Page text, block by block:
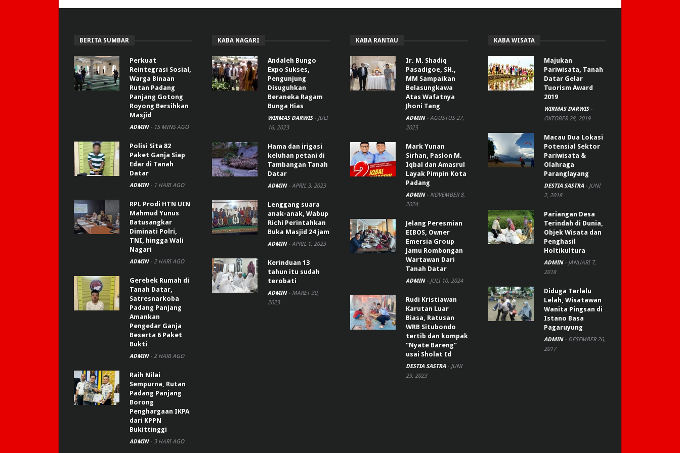
BERITA SUMBAR
Perkuat
Reintegrasi Sosial,
Warga Binaan
Rutan Padang
Panjang Gotong
Royong Bersihkan
Masjid
ADMIN - 15 MINS AGO
Polisi Sita 82
Paket Ganja Siap
Edar di Tanah
Datar
ADMIN - 1 HARI AGO
RPL Prodi HTN UIN
Mahmud Yunus
Batusangkar
Diminati Polri,
TNI, hingga Wali
Nagari
ADMIN - 2 HARI AGO
Gerebek Rumah di
Tanah Datar,
Satresnarkoba
Padang Panjang
Amankan
Pengedar Ganja
Beserta 6 Paket
Bukti
ADMIN - 2 HARI AGO
Raih Nilai
Sempurna, Rutan
Padang Panjang
Borong
Penghargaan IKPA
dari KPPN
Bukittinggi
ADMIN - 3 HARI AGO
KABA NAGARI
Andaleh Bungo
Expo Sukses,
Pengunjung
Disuguhkan
Beraneka Ragam
Bunga Hias
WIRMAS DARWIS - JULI
16, 2023
Hama dan irigasi
keluhan petani di
Tambangan Tanah
Datar
ADMIN - APRIL 3, 2023
Lenggang suara
anak-anak, Wabup
Richi Perintahkan
Buka Masjid 24 jam
ADMIN - APRIL 1, 2023
Kerinduan 13
tahun itu sudah
terobati
ADMIN - MARET 30,
2023
KABA RANTAU
Ir. M. Shadiq
Pasadigoe, SH.,
MM Sampaikan
Belasungkawa
Atas Wafatnya
Jhoni Tang
ADMIN - AGUSTUS 27,
2025
Mark Yunan
Sirhan, Paslon M.
Iqbal dan Amasrul
Layak Pimpin Kota
Padang
ADMIN - NOVEMBER 8,
2024
Jelang Peresmian
EIBOS, Owner
Emersia Group
Jamu Rombongan
Wartawan Dari
Tanah Datar
ADMIN - JULI 10, 2024
Rudi Kristiawan
Karutan Luar
Biasa, Ratusan
WRB Situbondo
tertib dan kompak
“Nyate Bareng”
usai Sholat Id
DESTIA SASTRA - JUNI
29, 2023
KABA WISATA
Majukan
Pariwisata, Tanah
Datar Gelar
Tuorism Award
2019
WIRMAS DARWIS -
OKTOBER 28, 2019
Macau Dua Lokasi
Potensial Sektor
Pariwisata &
Olahraga
Paranglayang
DESTIA SASTRA - JUNI
2, 2018
Pariangan Desa
Terindah di Dunia,
Objek Wisata dan
Penghasil
Holtikultura
ADMIN - JANUARI 7,
2018
Diduga Terlalu
Lelah, Wisatawan
Wanita Pingsan di
Istano Basa
Pagaruyung
ADMIN - DESEMBER 26,
2017